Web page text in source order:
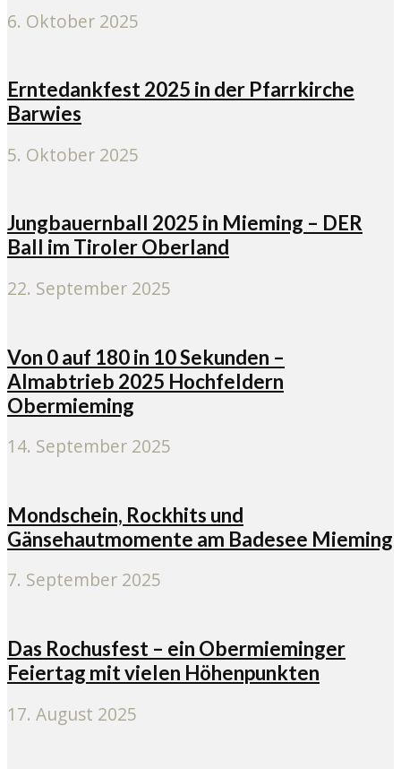
6. Oktober 2025
Erntedankfest 2025 in der Pfarrkirche
Barwies
5. Oktober 2025
Jungbauernball 2025 in Mieming – DER
Ball im Tiroler Oberland
22. September 2025
Von 0 auf 180 in 10 Sekunden –
Almabtrieb 2025 Hochfeldern
Obermieming
14. September 2025
Mondschein, Rockhits und
Gänsehautmomente am Badesee Mieming
7. September 2025
Das Rochusfest – ein Obermieminger
Feiertag mit vielen Höhenpunkten
17. August 2025